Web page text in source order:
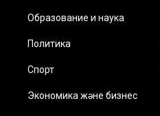
Образование и наука
Политика
Спорт
Экономика және бизнес